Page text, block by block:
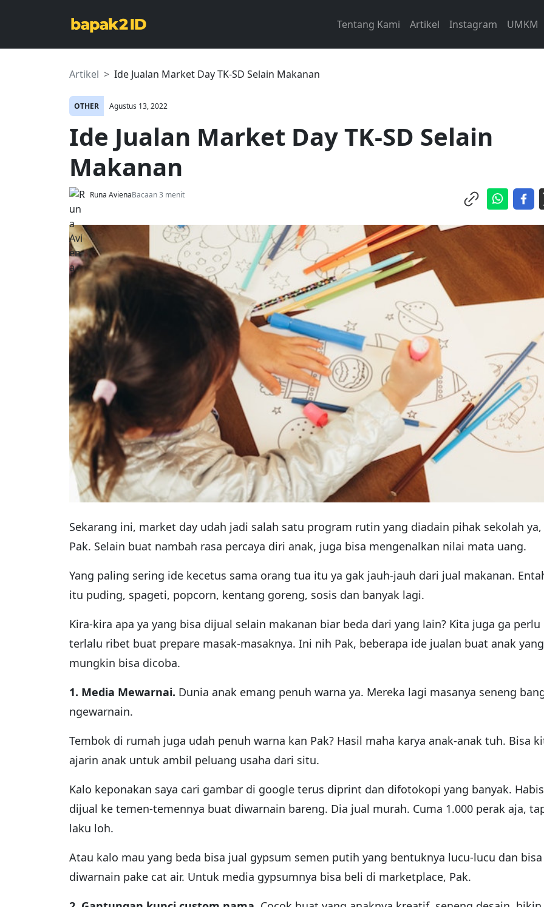
Tentang Kami Artikel Instagram UMKM
Artikel Ide Jualan Market Day TK-SD Selain Makanan
OTHER Agustus 13, 2022
Ide Jualan Market Day TK-SD Selain
Makanan
Runa AvienaBacaan 3 menit
Sekarang ini, market day udah jadi salah satu program rutin yang diadain pihak sekolah ya,
Pak. Selain buat nambah rasa percaya diri anak, juga bisa mengenalkan nilai mata uang.
Yang paling sering ide kecetus sama orang tua itu ya gak jauh-jauh dari jual makanan.
itu puding, spageti, popcorn, kentang goreng, sosis dan banyak lagi.
Kira-kira apa ya yang bisa dijual selain makanan biar beda dari yang lain? Kita juga ga perlu
terlalu ribet buat prepare masak-masaknya. Ini nih Pak, beberapa ide jualan buat anak yang
mungkin bisa dicoba.
1. Media Mewarnai. Dunia anak emang penuh warna ya. Mereka lagi masanya seneng
ngewarnain.
Tembok di rumah juga udah penuh warna kan Pak? Hasil maha karya anak-anak tuh. Bisa
ajarin anak untuk ambil peluang usaha dari situ.
Kalo keponakan saya cari gambar di google terus diprint dan difotokopi yang banyak.
dijual ke temen-temennya buat diwarnain bareng. Dia jual murah. Cuma 1.000 perak aja,
laku loh.
Atau kalo mau yang beda bisa jual gypsum semen putih yang bentuknya lucu-lucu dan bisa
diwarnain pake cat air. Untuk media gypsumnya bisa beli di marketplace, Pak.